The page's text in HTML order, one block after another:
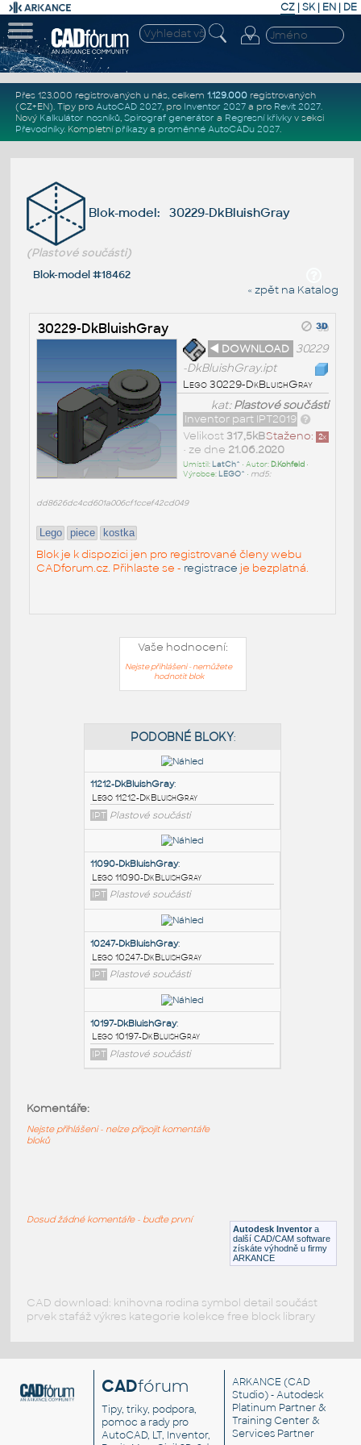
CZ | SK| EN | DE
Přes 123.000 registrovaných u nás, celkem 1.129.000registrovaných
(CZ+EN). Tipy pro AutoCAD 2027, pro Inventor 2027a pro Revit 2027.
Nový Kalkulátor nosníků, Spirograf generátor a Regresní křivkyv sekci
Převodníky. Kompletní příkazya proměnné AutoCADu 2027.
Blok-model: 30229-DkBluishGray
(Plastové součásti)
Blok-model #18462
« zpět na Katalog
30229-DkBluishGray
◄ DOWNLOAD 30229
-DkBluishGray.ipt
Lego 30229-DkBluishGray
kat:Plastové součásti
Inventor part IPT2019
Staženo: 2x
Velikost317,5kB
• ze dne 21.06.2020
Umístil: LatCh^ • Autor: D.Kohfeld•
Výrobce: LEGO^ • md5:
dd8626dc4cd601a006cf1ccef42cd049
Lego piece kostka
Blok je k dispozici jen pro registrované členy webu
CADforum.cz. Přihlaste se - registrace je bezplatná.
Vaše hodnocení:
Nejste přihlášeni - nemůžete
hodnotit blok
PODOBNÉ BLOKY
11212-DkBluishGray
Lego 11212-DkBluishGray
IPT Plastové součásti
11090-DkBluishGray:
Lego 11090-DkBluishGray
IPT Plastové součásti
Lego 10247-DkBluishGray
Lego 10197-DkBluishGray
Autodesk Inventor a
další CAD/CAM software
získáte výhodně u firmy
ARKANCE
Komentáře:
Nejste přihlášeni - nelze připojit komentáře
bloků
Dosud žádné komentáře - buďte první
CAD download: knihovna rodina symbol detail součást
prvek stafáž výkres kategorie kolekce free block library
CADfórum
Tipy, triky, podpora,
pomoc a rady pro
AutoCAD, LT, Inventor,
ARKANCE (CAD
Studio) - Autodesk
Platinum Partner &
Training Center &
Services Partner